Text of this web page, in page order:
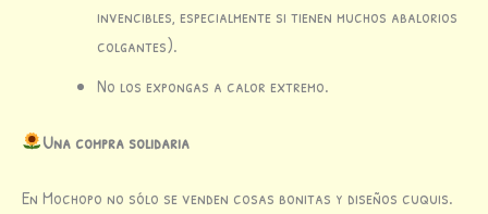
invencibles, especialmente si tienen muchos abalorios
colgantes).
No los expongas a calor extremo.
Una compra solidaria
En Mochopo no sólo se venden cosas bonitas y diseños cuquis.